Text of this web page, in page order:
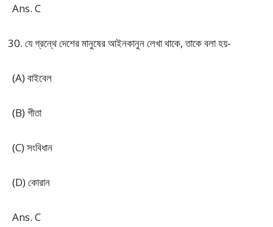
Ans. C
যে গ্রন্থে দেশের মানুষের আইনকানুন লেখা থাকে, তাকে বলা হয়-
(A) বাইবেল
(B) গীতা
(C) সংবিধান
(D) কোরান
Ans. C